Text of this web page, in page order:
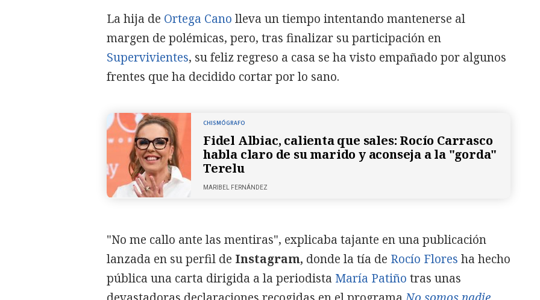
La hija de Ortega Cano lleva un tiempo intentando mantenerse al
margen de polémicas, pero, tras finalizar su participación en
Supervivientes, su feliz regreso a casa se ha visto empañado por algunos
frentes que ha decidido cortar por lo sano.
CHISMÓGRAFO
Fidel Albiac, calienta que sales: Rocío Carrasco
habla claro de su marido y aconseja a la "gorda"
Terelu
MARIBEL FERNÁNDEZ
"No me callo ante las mentiras", explicaba tajante en una publicación
lanzada en su perfil de Instagram, donde la tía de Rocío Flores ha hecho
pública una carta dirigida a la periodista María Patiño tras unas